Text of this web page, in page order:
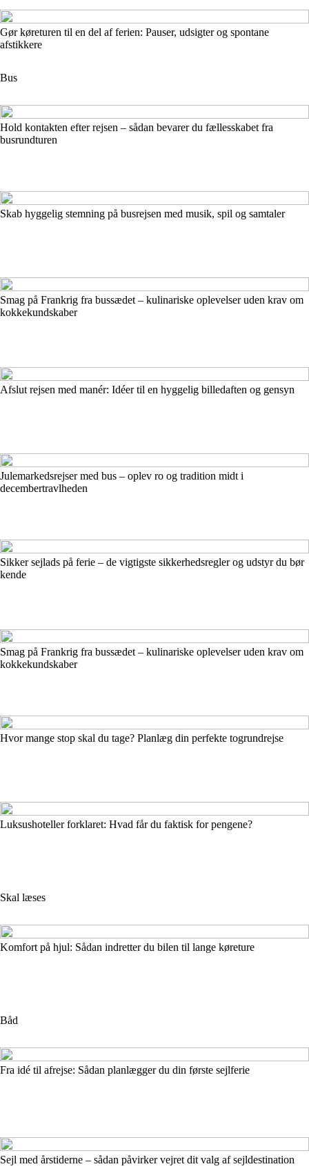
Gør køreturen til en del af ferien: Pauser, udsigter og spontane
afstikkere
Bus
Hold kontakten efter rejsen – sådan bevarer du fællesskabet fra
busrundturen
Skab hyggelig stemning på busrejsen med musik, spil og samtaler
Smag på Frankrig fra bussædet – kulinariske oplevelser uden krav om
kokkekundskaber
Afslut rejsen med manér: Idéer til en hyggelig billedaften og gensyn
Julemarkedsrejser med bus – oplev ro og tradition midt i
decembertravlheden
Sikker sejlads på ferie – de vigtigste sikkerhedsregler og udstyr du bør
kende
Smag på Frankrig fra bussædet – kulinariske oplevelser uden krav om
kokkekundskaber
Hvor mange stop skal du tage? Planlæg din perfekte togrundrejse
Luksushoteller forklaret: Hvad får du faktisk for pengene?
Skal læses
Komfort på hjul: Sådan indretter du bilen til lange køreture
Båd
Fra idé til afrejse: Sådan planlægger du din første sejlferie
Sejl med årstiderne – sådan påvirker vejret dit valg af sejldestination